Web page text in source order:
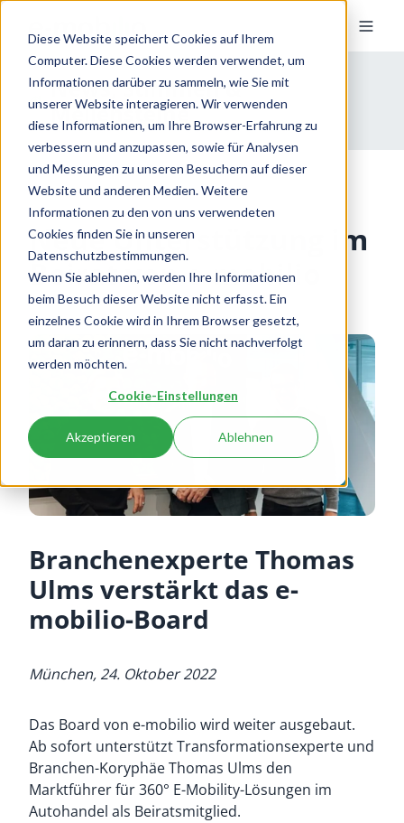
Diese Website speichert Cookies auf Ihrem
Computer. Diese Cookies werden verwendet, um
Informationen darüber zu sammeln, wie Sie mit
unserer Website interagieren. Wir verwenden
diese Informationen, um Ihre Browser-Erfahrung zu
verbessern und anzupassen, sowie für Analysen
und Messungen zu unseren Besuchern auf dieser
Website und anderen Medien. Weitere
Informationen zu den von uns verwendeten
Cookies finden Sie in unseren
Datenschutzbestimmungen.
Wenn Sie ablehnen, werden Ihre Informationen
beim Besuch dieser Website nicht erfasst. Ein
einzelnes Cookie wird in Ihrem Browser gesetzt,
um daran zu erinnern, dass Sie nicht nachverfolgt
werden möchten.
Cookie-Einstellungen
Akzeptieren Ablehnen
News, Stimmen &
Meilensteine
Neue Unterstützung im
Beirat von e-mobilio
Branchen­experte Thomas
Ulms verstärkt das e-
mobilio-­Board
München, 24. Oktober 2022
Das Board von e-mobilio wird weiter ausgebaut.
Ab sofort unterstützt Transformationsexperte und
Branchen-Koryphäe Thomas Ulms den
Marktführer für 360° E-Mobility-Lösungen im
Autohandel als Beiratsmitglied.